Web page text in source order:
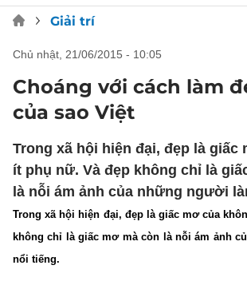
Giải trí
chủ nhật, 21/06/2015 - 10:05
Choáng với cách làm
của sao Việt
Trong xã hội hiện đại, đẹp là giấc
ít phụ nữ. Và đẹp không chỉ là
là nỗi ám ảnh của những người
Trong xã hội hiện đại, đẹp là giấc mơ của
không chỉ là giấc mơ mà còn là nỗi ám ảnh
nổi tiếng.